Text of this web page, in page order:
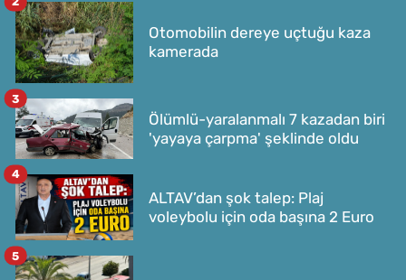
Otomobilin dereye uçtuğu kaza
kamerada
Ölümlü-yaralanmalı 7 kazadan biri
'yayaya çarpma' şeklinde oldu
3
ALTAV’dan şok talep: Plaj
voleybolu için oda başına 2 Euro
4
5